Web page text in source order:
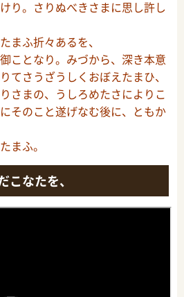
り。さりぬべきさまに思し許し
まふ折々あるを、
ことなり。みづから、深き本意
てさうざうしくおぼえたまひ、
さまの、うしろめたさによりこ
そのこと遂げなむ後に、ともか
まふ。
こなたを、